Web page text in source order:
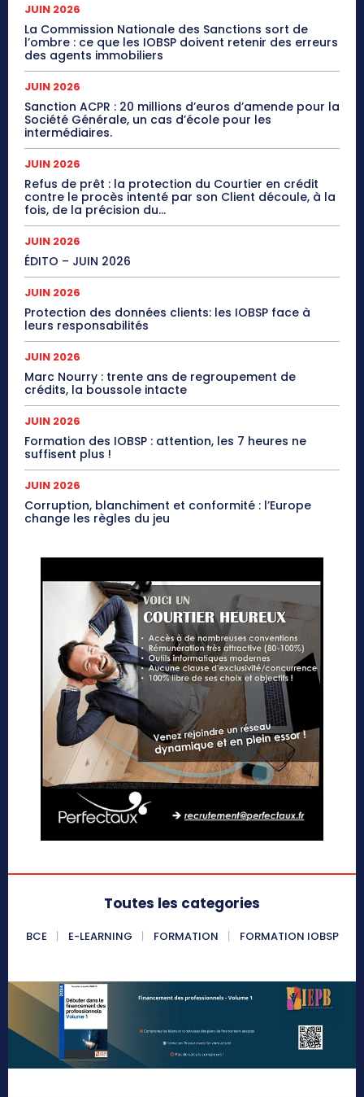
JUIN 2026
La Commission Nationale des Sanctions sort de
l’ombre : ce que les IOBSP doivent retenir des erreurs
des agents immobiliers
JUIN 2026
Sanction ACPR : 20 millions d’euros d’amende pour la
Société Générale, un cas d’école pour les
intermédiaires.
JUIN 2026
Refus de prêt : la protection du Courtier en crédit
contre le procès intenté par son Client découle, à la
fois, de la précision du...
JUIN 2026
ÉDITO – JUIN 2026
JUIN 2026
Protection des données clients: les IOBSP face à
leurs responsabilités
JUIN 2026
Marc Nourry : trente ans de regroupement de
crédits, la boussole intacte
JUIN 2026
Formation des IOBSP : attention, les 7 heures ne
suffisent plus !
JUIN 2026
Corruption, blanchiment et conformité : l’Europe
change les règles du jeu
Toutes les categories
BCE E-LEARNING FORMATION FORMATION IOBSP